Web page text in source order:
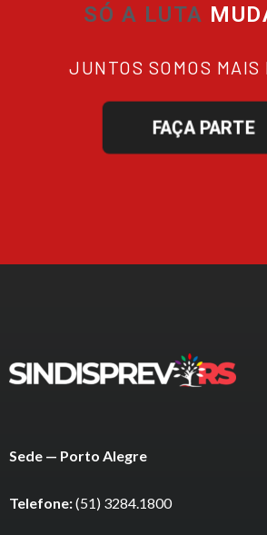
SÓ A LUTA
JUNTOS SOMOS MAIS
FAÇA PARTE
Sede — Porto Alegre
Telefone:(51) 3284.1800